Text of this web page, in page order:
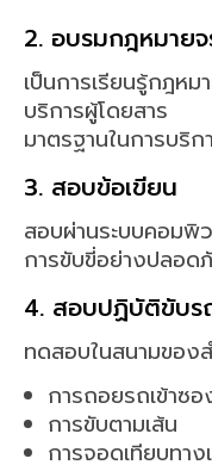
2. อบรมกฎหมายจ
เป็นการเรียนรู้กฎหม
บริการผู้โดยสาร
มาตรฐานในการบริก
3. สอบข้อเขียน
สอบผ่านระบบคอมพิ
การขับขี่อย่างปลอด
4. สอบปฏิบัติขับร
ทดสอบในสนามของ
การถอยรถเข้าซอ
การขับตามเส้น
การจอดเทียบทาง